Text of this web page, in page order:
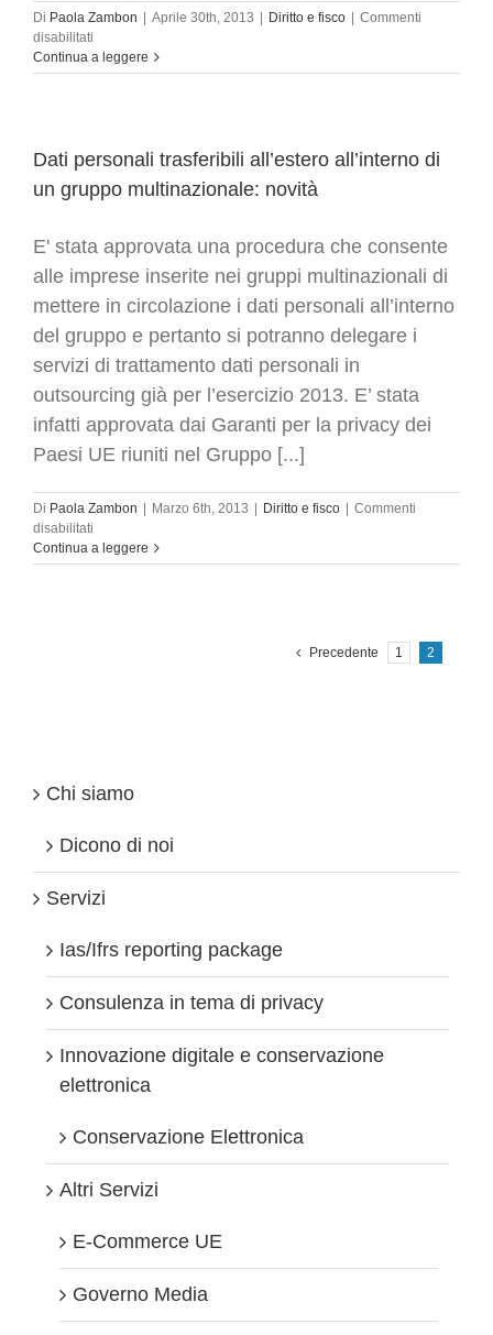
Di Paola Zambon | Aprile 30th, 2013 | Diritto e fisco | Commenti
disabilitati
Privacy:
obbligo
attacchi
o
dannosi
al
Continua a leggere
Dati personali trasferibili all’estero all’interno di
un gruppo multinazionale: novità
E' stata approvata una procedura che consente
alle imprese inserite nei gruppi multinazionali di
mettere in circolazione i dati personali all’interno
del gruppo e pertanto si potranno delegare i
servizi di trattamento dati personali in
outsourcing già per l’esercizio 2013. E’ stata
infatti approvata dai Garanti per la privacy dei
Paesi UE riuniti nel Gruppo [...]
Di Paola Zambon | Marzo 6th, 2013 | Diritto e fisco | Commenti
disabilitati
Dati
personali
Continua a leggere
Precedente 1 2
Chi siamo
Dicono di noi
Servizi
Ias/Ifrs reporting package
Consulenza in tema di privacy
Innovazione digitale e conservazione
elettronica
Conservazione Elettronica
Altri Servizi
E-Commerce UE
Governo Media